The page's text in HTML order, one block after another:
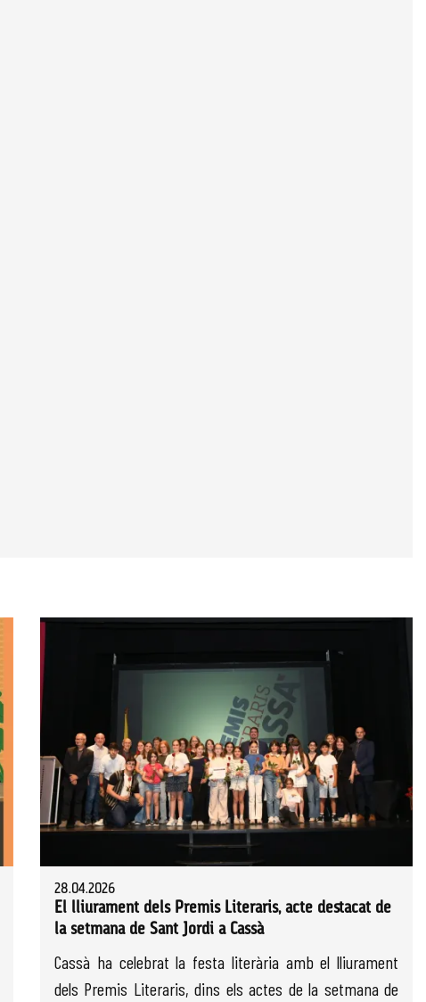
28.04.2026
El lliurament dels Premis Literaris, acte destacat de
la setmana de Sant Jordi a Cassà
Cassà ha celebrat la festa literària amb el lliurament
dels Premis Literaris, dins els actes de la setmana de